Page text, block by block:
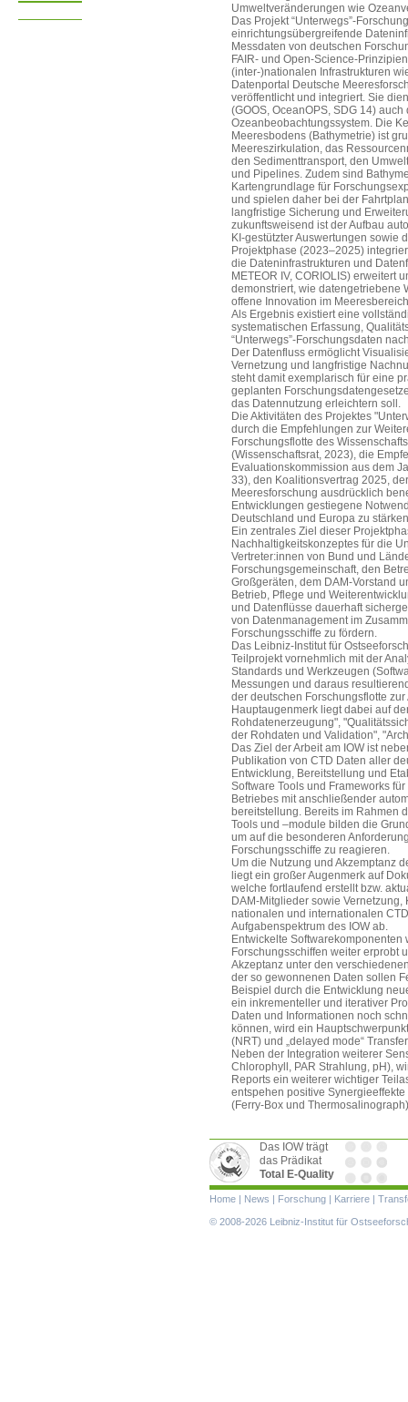
Umweltveränderungen wie
Das Projekt “Unterwegs”-
einrichtungsübergreifende
Messdaten von deutschen
FAIR- und Open-Science-
(inter-)nationalen Infrastrukturen
Datenportal Deutsche
veröffentlicht und integriert. Sie
(GOOS, OceanOPS, SDG 14)
Ozeanbeobachtungssystem. Die
Meeresbodens (Bathymetrie) ist
Meereszirkulation, das
den Sedimenttransport, den
und Pipelines. Zudem sind
Kartengrundlage für
und spielen daher bei der
langfristige Sicherung und
zukunftsweisend ist der Aufbau
KI-gestützter Auswertungen sowie
Projektphase (2023–2025)
die Dateninfrastrukturen und
METEOR IV, CORIOLIS) erweitert
demonstriert, wie datengetriebene
offene Innovation im
Als Ergebnis existiert eine
systematischen Erfassung,
“Unterwegs”-Forschungsdaten
Der Datenfluss ermöglicht
Vernetzung und langfristige
steht damit exemplarisch für eine
geplanten
das Datennutzung erleichtern soll.
Die Aktivitäten des Projektes
durch die Empfehlungen zur
Forschungsflotte des
(Wissenschaftsrat, 2023), die
Evaluationskommission aus dem
33), den Koalitionsvertrag 2025,
Meeresforschung ausdrücklich
Entwicklungen gestiegene
Deutschland und Europa zu
Ein zentrales Ziel dieser
Nachhaltigkeitskonzeptes für die
Vertreter:innen von Bund und
Forschungsgemeinschaft, den
Großgeräten, dem DAM-Vorstand
Betrieb, Pflege und
und Datenflüsse dauerhaft
von Datenmanagement im
Forschungsschiffe zu fördern.
Das Leibniz-Institut für
Teilprojekt vornehmlich mit der
Standards und Werkzeugen
Messungen und daraus
der deutschen Forschungsflotte
Hauptaugenmerk liegt dabei auf
Rohdatenerzeugung",
der Rohdaten und Validation",
Das Ziel der Arbeit am IOW ist
Publikation von CTD Daten aller
Entwicklung, Bereitstellung und
Software Tools und Frameworks
Betriebes mit anschließender
bereitstellung. Bereits im Rahmen
Tools und –module bilden die
um auf die besonderen
Forschungsschiffe zu reagieren.
Um die Nutzung und Akzemptanz
liegt ein großer Augenmerk auf
welche fortlaufend erstellt bzw.
DAM-Mitglieder sowie
nationalen und internationalen
Aufgabenspektrum des IOW ab.
Entwickelte
Forschungsschiffen weiter erprobt
Akzeptanz unter den
der so gewonnenen Daten sollen
Beispiel durch die Entwicklung
ein inkrementeller und iterativer
Daten und Informationen noch
können, wird ein
(NRT) und „delayed mode“
Neben der Integration weiterer
Chlorophyll, PAR Strahlung, pH),
Reports ein weiterer wichtiger
entspehen positive
(Ferry-Box und
Das IOW trägt
das Prädikat
Total E-Quality
Navigation
überspringen
Home | News | Forschung | Karriere |
© 2008-2026 Leibniz-Institut für